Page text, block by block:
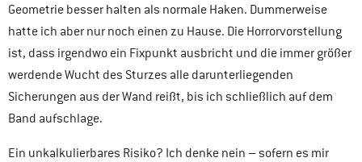
Geometrie besser halten als normale Haken. Dummerweise
hatte ich aber nur noch einen zu Hause. Die Horrorvorstellung
ist, dass irgendwo ein Fixpunkt ausbricht und die immer größer
werdende Wucht des Sturzes alle darunterliegenden
Sicherungen aus der Wand reißt, bis ich schließlich auf dem
Band aufschlage.
Ein unkalkulierbares Risiko? Ich denke nein – sofern es mir